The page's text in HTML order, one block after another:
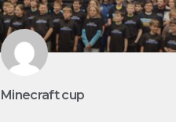
Minecraft cup